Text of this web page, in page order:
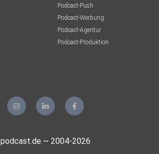
Podcast-Push
Podcast-Werbung
Podcast-Agentur
Podcast-Produktion
podcast.de ~ 2004-2026